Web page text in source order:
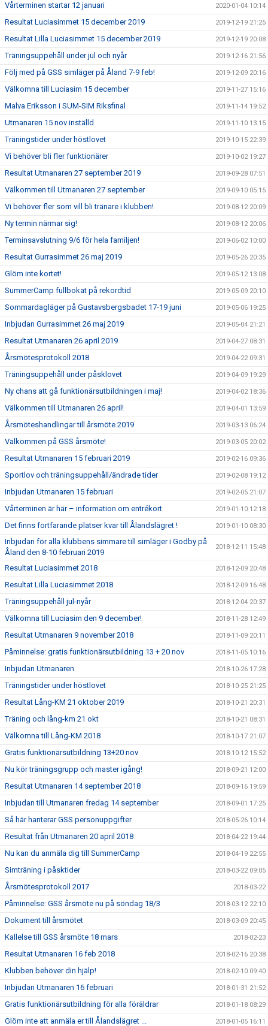
Vårterminen startar 12 januari 2020-01-04 10:14
Resultat Luciasimmet 15 december 2019 2019-12-19 21:25
Resultat Lilla Luciasimmet 15 december 2019 2019-12-19 20:08
Träningsuppehåll under jul och nyår 2019-12-16 21:56
Följ med på GSS simläger på Åland 7-9 feb! 2019-12-09 20:16
Välkomna till Luciasim 15 december 2019-11-27 15:16
Malva Eriksson i SUM-SIM Riksfinal 2019-11-14 19:52
Utmanaren 15 nov inställd 2019-11-10 13:15
Träningstider under höstlovet 2019-10-15 22:39
Vi behöver bli fler funktionärer 2019-10-02 19:27
Resultat Utmanaren 27 september 2019 2019-09-28 07:51
Välkommen till Utmanaren 27 september 2019-09-10 05:15
Vi behöver fler som vill bli tränare i klubben! 2019-08-12 20:09
Ny termin närmar sig! 2019-08-12 20:06
Terminsavslutning 9/6 för hela familjen! 2019-06-02 10:00
Resultat Gurrasimmet 26 maj 2019 2019-05-26 20:35
Glöm inte kortet! 2019-05-12 13:08
SummerCamp fullbokat på rekordtid 2019-05-09 20:10
Sommardagläger på Gustavsbergsbadet 17-19 juni 2019-05-06 19:25
Inbjudan Gurrasimmet 26 maj 2019 2019-05-04 21:21
Resultat Utmanaren 26 april 2019 2019-04-27 08:31
Årsmötesprotokoll 2018 2019-04-22 09:31
Träningsuppehåll under påsklovet 2019-04-09 19:29
Ny chans att gå funktionärsutbildningen i maj! 2019-04-02 18:36
Välkommen till Utmanaren 26 april! 2019-04-01 13:59
Årsmöteshandlingar till årsmöte 2019 2019-03-13 06:24
Välkommen på GSS årsmöte! 2019-03-05 20:02
Resultat Utmanaren 15 februari 2019 2019-02-16 09:36
Sportlov och träningsuppehåll/ändrade tider 2019-02-08 19:12
Inbjudan Utmanaren 15 februari 2019-02-05 21:07
Vårterminen är här – information om entrékort 2019-01-10 12:18
Det finns fortfarande platser kvar till Ålandslägret ! 2019-01-10 08:30
Inbjudan för alla klubbens simmare till simläger i Godby på
Åland den 8-10 februari 2019
2018-12-11 15:48
Resultat Luciasimmet 2018 2018-12-09 20:48
Resultat Lilla Luciasimmet 2018 2018-12-09 16:48
Träningsuppehåll jul-nyår 2018-12-04 20:37
Välkomna till Luciasim den 9 december! 2018-11-28 12:49
Resultat Utmanaren 9 november 2018 2018-11-09 20:11
Påminnelse: gratis funktionärsutbildning 13 + 20 nov 2018-11-05 10:16
Inbjudan Utmanaren 2018-10-26 17:28
Träningstider under höstlovet 2018-10-25 21:25
Resultat Lång-KM 21 oktober 2019 2018-10-21 20:31
Träning och lång-km 21 okt 2018-10-21 08:31
Välkomna till Lång-KM 2018 2018-10-17 21:07
Gratis funktionärsutbildning 13+20 nov 2018-10-12 15:52
Nu kör träningsgrupp och master igång! 2018-09-21 12:00
Resultat Utmanaren 14 september 2018 2018-09-16 19:59
Inbjudan till Utmanaren fredag 14 september 2018-09-01 17:25
Så här hanterar GSS personuppgifter 2018-05-26 10:14
Resultat från Utmanaren 20 april 2018 2018-04-22 19:44
Nu kan du anmäla dig till SummerCamp 2018-04-19 22:55
Simträning i påsktider 2018-03-22 09:05
Årsmötesprotokoll 2017 2018-03-22
Påminnelse: GSS årsmöte nu på söndag 18/3 2018-03-12 22:10
Dokument till årsmötet 2018-03-09 20:45
Kallelse till GSS årsmöte 18 mars 2018-02-23
Resultat Utmanaren 16 feb 2018 2018-02-16 20:38
Klubben behöver din hjälp! 2018-02-10 09:40
Inbjudan Utmanaren 16 februari 2018-01-31 21:52
Gratis funktionärsutbildning för alla föräldrar 2018-01-18 08:29
Glöm inte att anmäla er till Ålandslägret ... 2018-01-05 16:11